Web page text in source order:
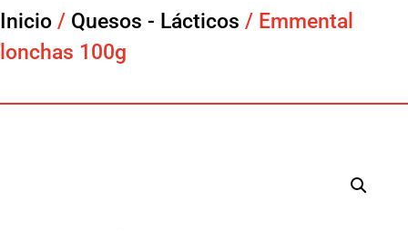
Inicio / Quesos - Lácticos / Emmental
lonchas 100g